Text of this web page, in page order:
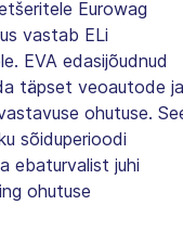
Eurowag
vastab ELi
EVA edasijõudnud
täpset veoautode ja
ohutuse.
sõiduperioodi
ebaturvalist juhi
ohutuse